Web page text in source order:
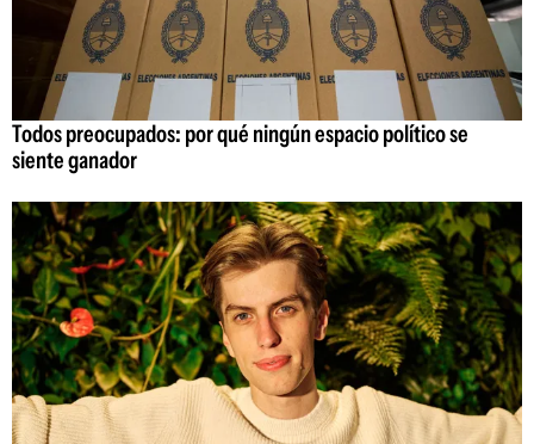
Todos preocupados: por qué ningún espacio político se
siente ganador